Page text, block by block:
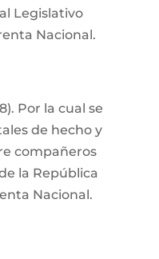
Legislativo
Nacional.
Por la cual se
de hecho y
compañeros
la República
Nacional.